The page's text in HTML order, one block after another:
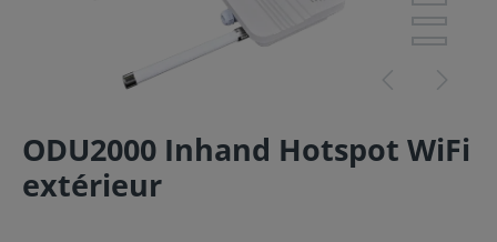
ODU2000 Inhand Hotspot WiFi
extérieur